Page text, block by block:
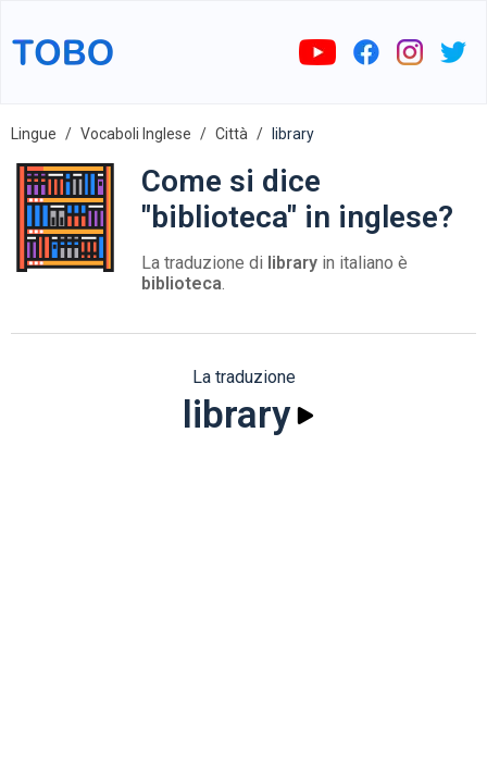
Lingue Vocaboli Inglese Città library
Come si dice
"biblioteca" in inglese?
La traduzione di library in italiano è
biblioteca.
La traduzione
library